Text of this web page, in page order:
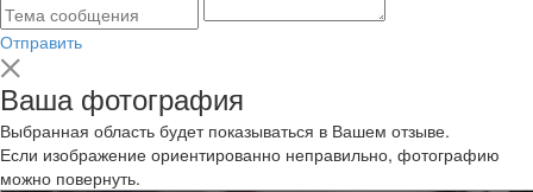
Отправить
Ваша фотография
Выбранная область будет показываться в Вашем отзыве.
Если изображение ориентированно неправильно, фотографию
можно повернуть.